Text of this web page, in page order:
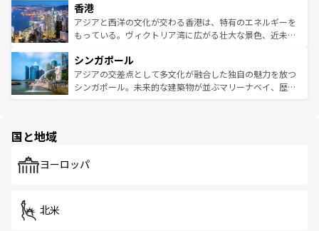
とつ。フォーやバインミー、ベトナムコーヒーなどは、ぜ
ひ現地で味わいたい。どの地域を訪れてもあたたかい人々
が旅行者を迎えてくれるので、きっと忘れられない旅にな
参照してほしい。
の活気が交差している。北部ではチェンマイなどの山岳地
帯で自然と触れ合い、南部ではプーケットやクラビの美し
いビーチでリゾート気分を楽しむことができる。タイ料理
激する。気候は一年中温暖で、どの季節にも異なる楽しみ
が待っている。親しみやすいタイの人々、仏教を中心とし
た文化、そして多様な観光資源が、訪れる旅人を魅了し続
香港
アジアと西洋の文化が交わる香港は、特有のエネルギーを
もっている。ヴィクトリア湾に広がる壮大な景色、近未来
み、どこを訪れても感動するはず。観光スポットが密集し
ており、効率よく見どころを回れるのも魅力。息をのむよ
うな絶景から文化的な体験まで、香港を存分に楽しみ尽く
シンガポール
アジアの交差点として多文化が融合した独自の魅力を放つ
シンガポール。未来的な建築物が並ぶマリーナベイ、歴史
で、ホーカーズは地元の風情を楽しめる外せないスポット
国と地域
ヨーロッパ
北米